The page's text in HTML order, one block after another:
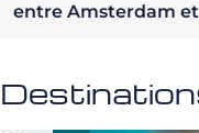
entre Amsterdam